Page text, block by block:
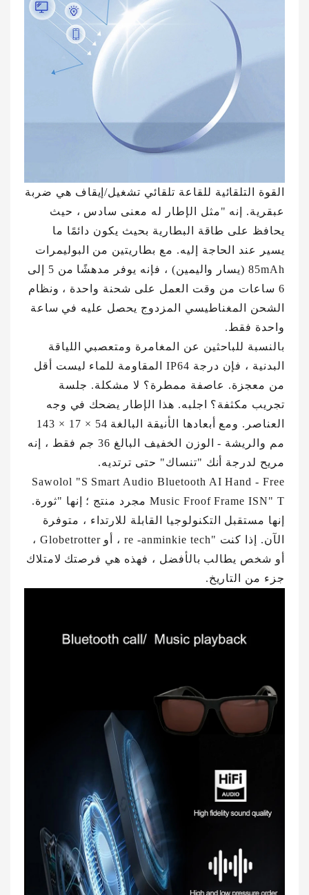
القوة التلقائية للقاعة تلقائي تشغيل/إيقاف هي ضربة
عبقرية. إنه "مثل الإطار له معنى سادس ، حيث
يحافظ على طاقة البطارية بحيث يكون دائمًا ما
يسير عند الحاجة إليه. مع بطاريتين من البوليمرات
85mAh (يسار واليمين) ، فإنه يوفر مدهشًا من 5 إلى
6 ساعات من وقت العمل على شحنة واحدة ، ونظام
الشحن المغناطيسي المزدوج يحصل عليه في ساعة
واحدة فقط.
بالنسبة للباحثين عن المغامرة ومتعصبي اللياقة
البدنية ، فإن درجة IP64 المقاومة للماء ليست أقل
من معجزة. عاصفة ممطرة؟ لا مشكلة. جلسة
تجريب مكثفة؟ اجلبه. هذا الإطار يضحك في وجه
العناصر. ومع أبعادها الأنيقة البالغة 54 × 17 × 143
مم والريشة - الوزن الخفيف البالغ 36 جم فقط ، إنه
مريح لدرجة أنك "تنساك" حتى ترتديه.
Sawolol "S Smart Audio Bluetooth AI Hand - Free
Music Froof Frame ISN" T مجرد منتج ؛ إنها "ثورة.
إنها مستقبل التكنولوجيا القابلة للارتداء ، متوفرة
الآن. إذا كنت "re -anminkie tech ، أو Globetrotter ،
أو شخص يطالب بالأفضل ، فهذه هي فرصتك لامتلاك
جزء من التاريخ.